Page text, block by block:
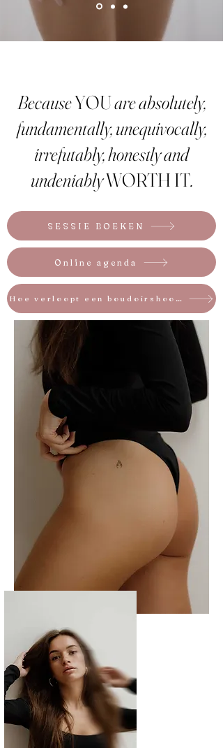
BecauseYOUare absolutely,
fundamentally, unequivocally,
irrefutably, honestly and
undeniablyWORTH IT.
SESSIE BOEKEN
Online agenda
Hoe verloopt een boudoirshoot?